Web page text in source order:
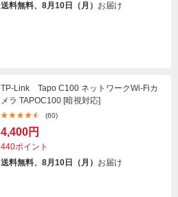
送料無料、8月10日（月） お届け
TP-Link Tapo C100 ネットワークWi-Fiカ
メラ TAPOC100 [暗視対応]
(60)
4,400円
440ポイント
送料無料、8月10日（月） お届け